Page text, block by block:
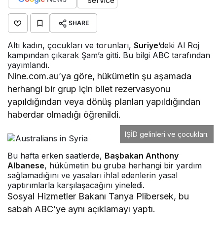
SHARE
Altı kadın, çocukları ve torunları, Suriye‘deki Al Roj
kampından çıkarak Şam’a gitti. Bu bilgi ABC tarafından
yayımlandı.
Nine.com.au’ya göre, hükümetin şu aşamada
herhangi bir grup için bilet rezervasyonu
yapıldığından veya dönüş planları yapıldığından
haberdar olmadığı öğrenildi.
IŞİD gelinleri ve çocukları.
Bu hafta erken saatlerde, Başbakan Anthony
Albanese, hükümetin bu gruba herhangi bir yardım
sağlamadığını ve yasaları ihlal edenlerin yasal
yaptırımlarla karşılaşacağını yineledi.
Sosyal Hizmetler Bakanı Tanya Plibersek, bu
sabah ABC’ye aynı açıklamayı yaptı.